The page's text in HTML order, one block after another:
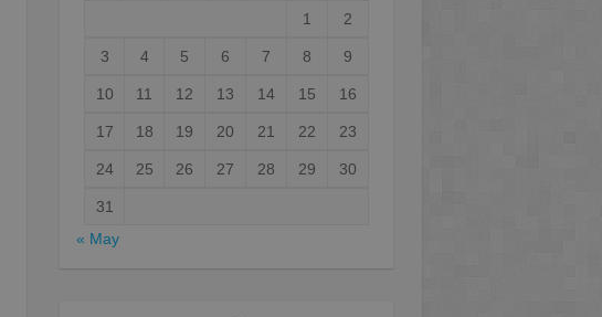
1 2
3 4 5 6 7 8 9
10 11 12 13 14 15 16
17 18 19 20 21 22 23
24 25 26 27 28 29 30
31
« May